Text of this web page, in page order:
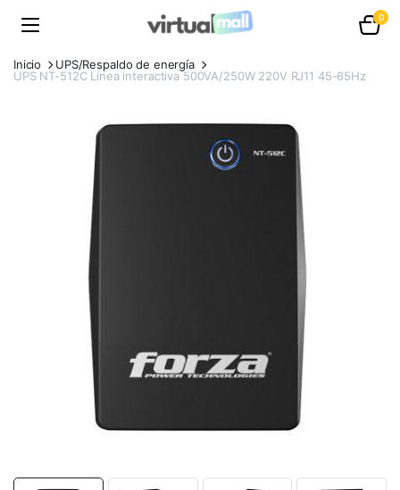
0
Inicio
UPS/Respaldo de energía
UPS NT-512C Línea interactiva 500VA/250W 220V RJ11 45-65Hz